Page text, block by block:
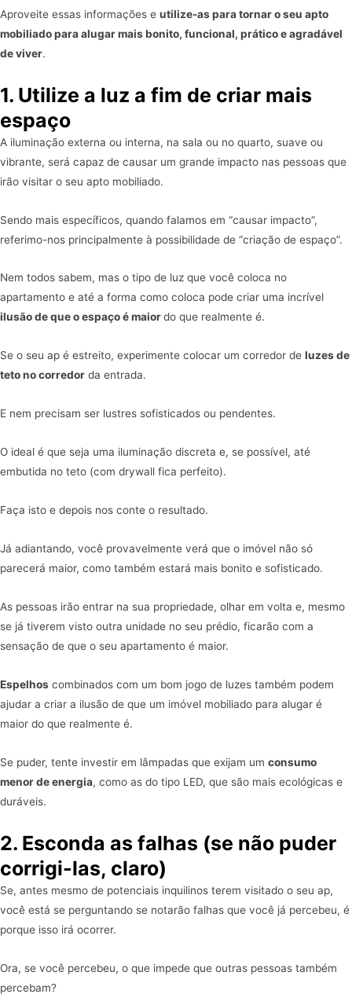
Aproveite essas informações e utilize-as para tornar o seu apto
mobiliado para alugar mais bonito, funcional, prático e agradável
de viver.
1. Utilize a luz a fim de criar mais
espaço
A iluminação externa ou interna, na sala ou no quarto, suave ou
vibrante, será capaz de causar um grande impacto nas pessoas que
irão visitar o seu apto mobiliado.
Sendo mais específicos, quando falamos em “causar impacto”,
referimo-nos principalmente à possibilidade de “criação de espaço”.
Nem todos sabem, mas o tipo de luz que você coloca no
apartamento e até a forma como coloca pode criar uma incrível
ilusão de que o espaço é maiordo que realmente é.
Se o seu ap é estreito, experimente colocar um corredor de luzes de
teto no corredor da entrada.
E nem precisam ser lustres sofisticados ou pendentes.
O ideal é que seja uma iluminação discreta e, se possível, até
embutida no teto (com drywall fica perfeito).
Faça isto e depois nos conte o resultado.
Já adiantando, você provavelmente verá que o imóvel não só
parecerá maior, como também estará mais bonito e sofisticado.
As pessoas irão entrar na sua propriedade, olhar em volta e, mesmo
se já tiverem visto outra unidade no seu prédio, ficarão com a
sensação de que o seu apartamento é maior.
Espelhos combinados com um bom jogo de luzes também podem
ajudar a criar a ilusão de que um imóvel mobiliado para alugar é
maior do que realmente é.
Se puder, tente investir em lâmpadas que exijam um consumo
menor de energia, como as do tipo LED, que são mais ecológicas e
duráveis.
2. Esconda as falhas (se não puder
corrigi-las, claro)
Se, antes mesmo de potenciais inquilinos terem visitado o seu ap,
você está se perguntando se notarão falhas que você já percebeu, é
porque isso irá ocorrer.
Ora, se você percebeu, o que impede que outras pessoas também
percebam?